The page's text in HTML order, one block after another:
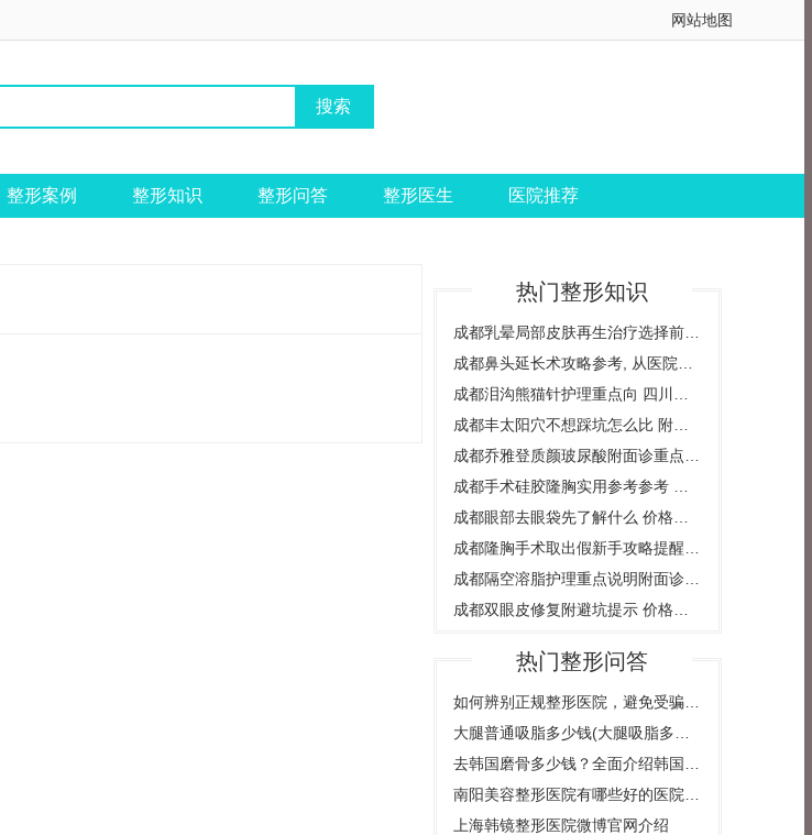
网站地图
整形案例 整形知识 整形问答 整形医生 医院推荐
热门整形知识
热门整形问答
上海韩镜整形医院微博官网介绍